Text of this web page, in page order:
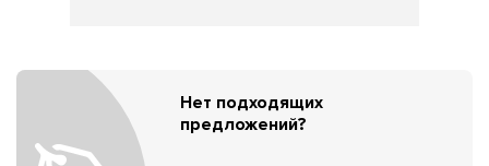
Нет подходящих
предложений?